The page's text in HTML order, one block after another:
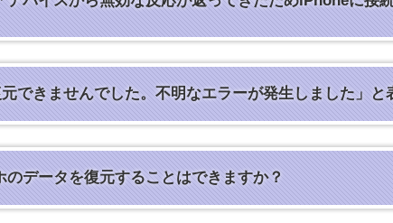
できませんでした。不明なエラーが発生しました」と
のデータを復元することはできますか？